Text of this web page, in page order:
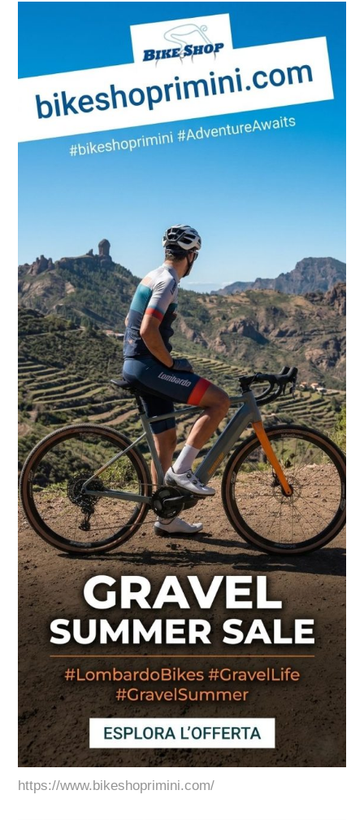
https://www.bikeshoprimini.com/